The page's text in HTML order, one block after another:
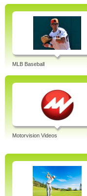
MLB Baseball
Motorvision Videos